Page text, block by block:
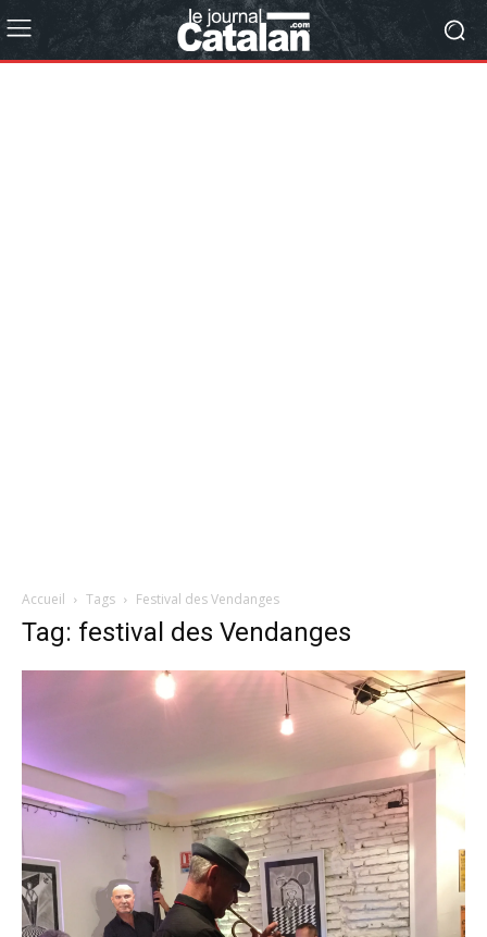
Accueil Tags Festival des Vendanges
Tag: festival des Vendanges